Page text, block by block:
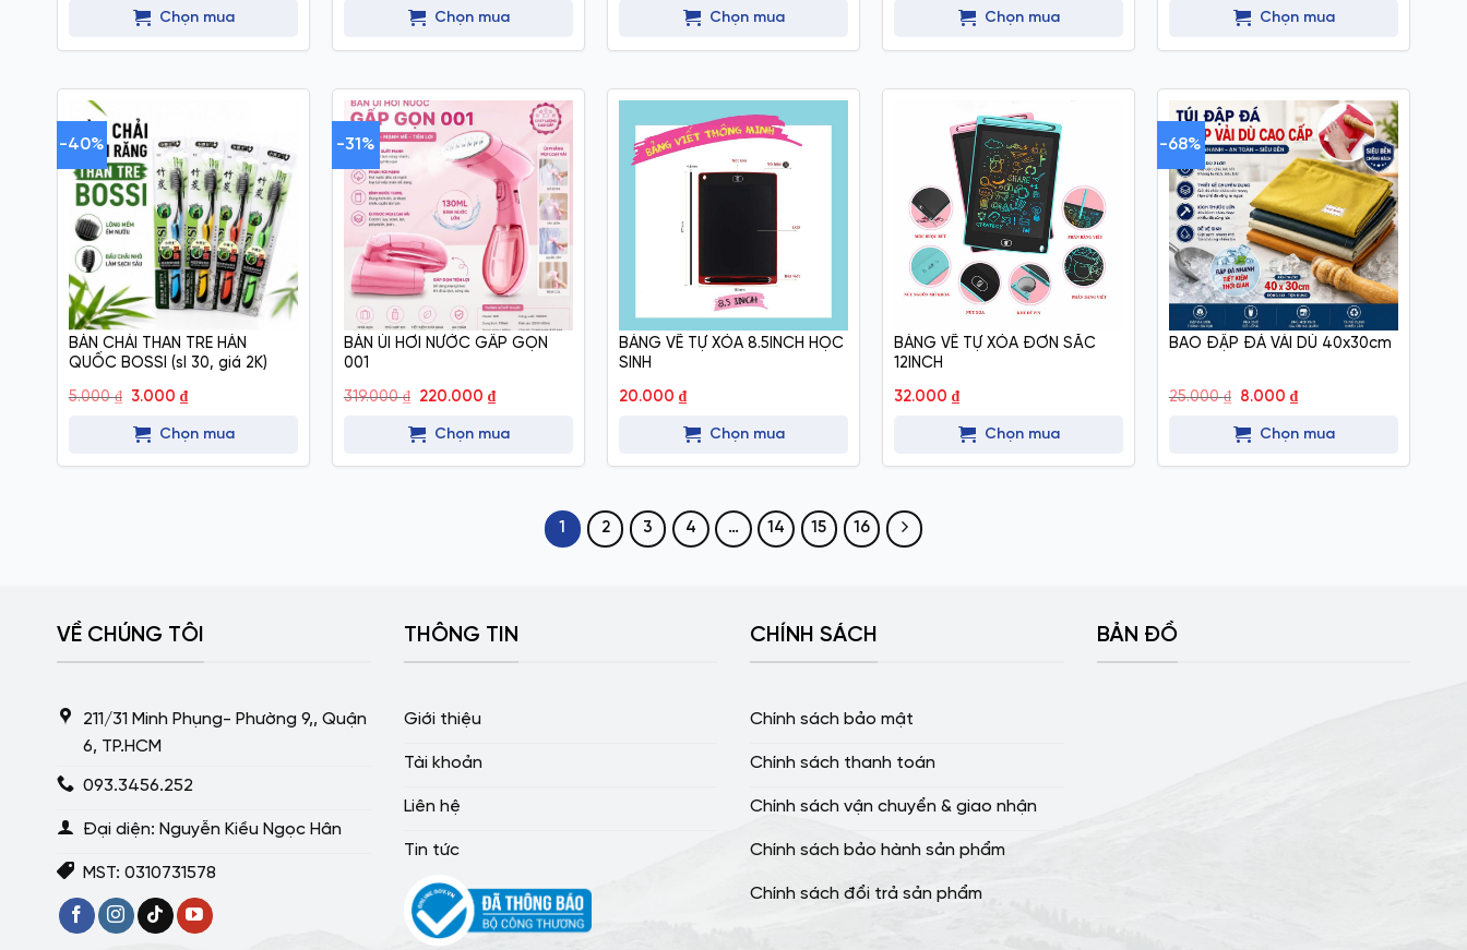
là:
49.000 ₫.
tại
là:
Chọn mua Chọn mua Chọn mua
là:
229.000 ₫.
tại
là:
Chọn mua Chọn mua
-40%
BÀN CHẢI THAN TRE HÀN
QUỐC BOSSI (sl 30, giá 2K)
5.000₫ Giá
là:
5.000 ₫.
3.000₫Giá
là:
Chọn mua
-31%
BÀN ỦI HƠI NƯỚC GẤP GỌN
001
319.000₫ Giá
là:
319.000 ₫.
220.000₫Giá
là:
Chọn mua
BẢNG VẼ TỰ XÓA 8.5INCH HỌC
SINH
20.000 ₫
Chọn mua
BẢNG VẼ TỰ XÓA ĐƠN SẮC
12INCH
32.000 ₫
Chọn mua
-68%
BAO ĐẬP ĐÁ VẢI DÙ 40x30cm
25.000₫ Giá
là:
25.000 ₫.
8.000₫Giá
là:
Chọn mua
1 2 3 4 … 14 15 16
VỀ CHÚNG TÔI
211/31 Minh Phụng- Phường 9,, Quận
6, TP.HCM
093.3456.252
Đại diện: Nguyễn Kiều Ngọc Hân
MST: 0310731578
THÔNG TIN
Giới thiệu
Tài khoản
Liên hệ
Tin tức
CHÍNH SÁCH
Chính sách bảo mật
Chính sách thanh toán
Chính sách vận chuyển & giao nhận
Chính sách bảo hành sản phẩm
Chính sách đổi trả sản phẩm
BẢN ĐỒ